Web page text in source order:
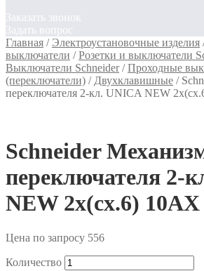
Заказать звонок
Задать вопрос
Главная / Электроустановочные изделия
выключатели /Розетки и выключатели
Выключатели Schneider/Проходные
(переключатели) / Двухклавишные /
переключателя 2-кл. UNICA NEW
Schneider
переключателя 2-
NEW 2х(сх.6)
Цена по запросу 556
Количество